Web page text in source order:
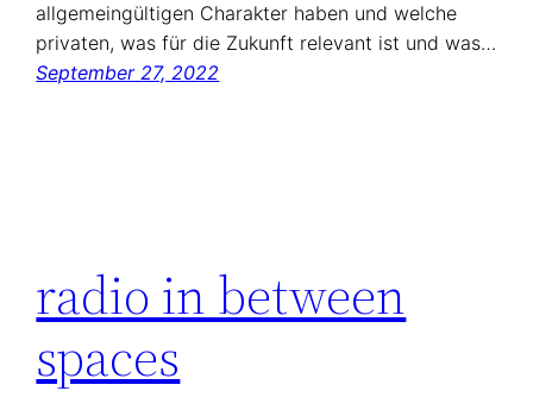
allgemeingültigen Charakter haben und welche
privaten, was für die Zukunft relevant ist und was…
September 27, 2022
radio in between
spaces